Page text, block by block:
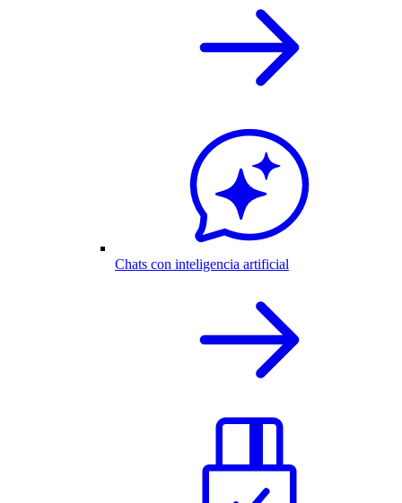
Chats con inteligencia artificial